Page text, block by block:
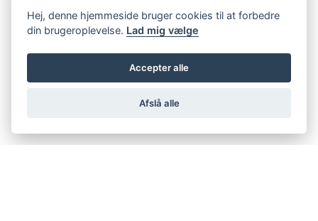
Hej, denne hjemmeside bruger cookies til at forbedre
din brugeroplevelse. Lad mig vælge
Accepter alle
Afslå alle